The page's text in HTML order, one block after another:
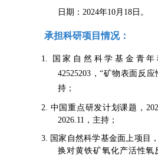
日期：2024年10月18日。
承担科研项目情况：
1. 国家自然科学基金青年
42525203，“矿物表面反应
持；
2. 中国重点研发计划课题，
2026.11，主持；
3. 国家自然科学基金面上项目
换对黄铁矿氧化产活性氧